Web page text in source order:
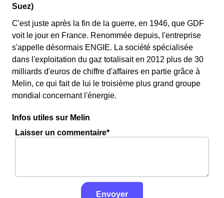
Suez)
C'est juste après la fin de la guerre, en 1946, que GDF
voit le jour en France. Renommée depuis, l'entreprise
s'appelle désormais ENGIE. La société spécialisée
dans l'exploitation du gaz totalisait en 2012 plus de 30
milliards d'euros de chiffre d'affaires en partie grâce à
Melin, ce qui fait de lui le troisième plus grand groupe
mondial concernant l'énergie.
Infos utiles sur Melin
Laisser un commentaire*
Envoyer